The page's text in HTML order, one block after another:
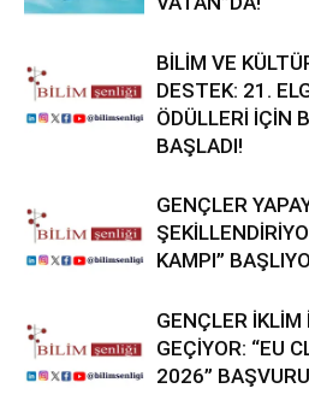
BİLİM VE
DESTEK: 21.
ÖDÜLLERİ İÇİN
BAŞLADI!
GENÇLER
KAMPI”
GENÇLER
GEÇİYOR: “EU
2026”